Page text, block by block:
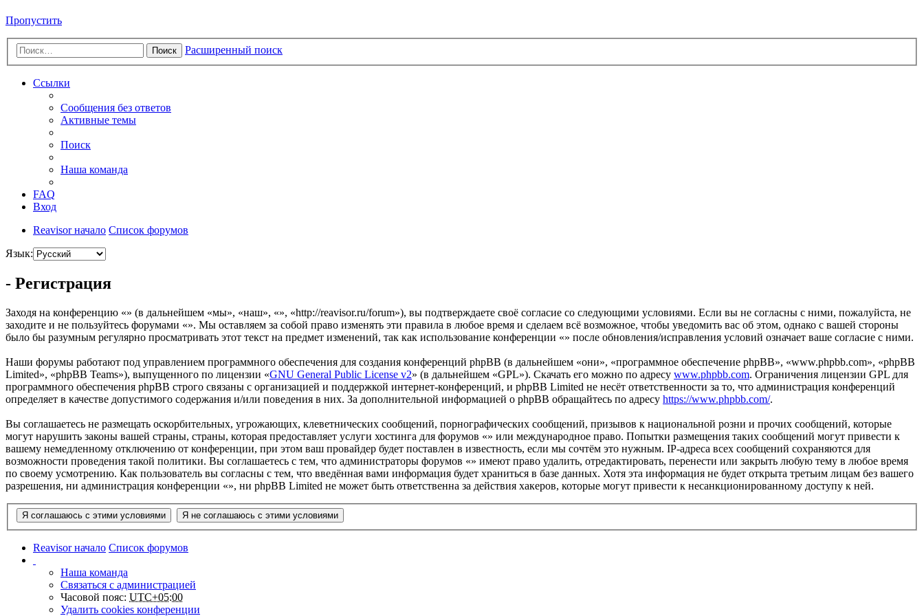
Пропустить
Поиск Расширенный поиск
Ссылки
Сообщения без ответов
Активные темы
Поиск
Наша команда
FAQ
Вход
Reavisor начало Список форумов
Язык:
- Регистрация
Заходя на конференцию «» (в дальнейшем «мы», «наш», «», «http://reavisor.ru/forum»), вы подтверждаете своё согласие со следующими условиями. Если вы не согласны с ними, пожалуйста, не
заходите и не пользуйтесь форумами «». Мы оставляем за собой право изменять эти правила в любое время и сделаем всё возможное, чтобы уведомить вас об этом, однако с вашей стороны
было бы разумным регулярно просматривать этот текст на предмет изменений, так как использование конференции «» после обновления/исправления условий означает ваше согласие с ними.
Наши форумы работают под управлением программного обеспечения для создания конференций phpBB (в дальнейшем «они», «программное обеспечение phpBB», «www.phpbb.com», «phpBB
Limited», «phpBB Teams»), выпущенного по лицензии «GNU General Public License v2» (в дальнейшем «GPL»). Скачать его можно по адресу www.phpbb.com. Ограничения лицензии GPL для
программного обеспечения phpBB строго связаны с организацией и поддержкой интернет-конференций, и phpBB Limited не несёт ответственности за то, что администрация конференций
определяет в качестве допустимого содержания и/или поведения в них. За дополнительной информацией о phpBB обращайтесь по адресу https://www.phpbb.com/.
Вы соглашаетесь не размещать оскорбительных, угрожающих, клеветнических сообщений, порнографических сообщений, призывов к национальной розни и прочих сообщений, которые
могут нарушить законы вашей страны, страны, которая предоставляет услуги хостинга для форумов «» или международное право. Попытки размещения таких сообщений могут привести к
вашему немедленному отключению от конференции, при этом ваш провайдер будет поставлен в известность, если мы сочтём это нужным. IP-адреса всех сообщений сохраняются для
возможности проведения такой политики. Вы соглашаетесь с тем, что администраторы форумов «» имеют право удалить, отредактировать, перенести или закрыть любую тему в любое время
по своему усмотрению. Как пользователь вы согласны с тем, что введённая вами информация будет храниться в базе данных. Хотя эта информация не будет открыта третьим лицам без вашего
разрешения, ни администрация конференции «», ни phpBB Limited не может быть ответственна за действия хакеров, которые могут привести к несанкционированному доступу к ней.
Reavisor начало Список форумов
Наша команда
Связаться с администрацией
Часовой пояс: UTC+05:00
Удалить cookies конференции